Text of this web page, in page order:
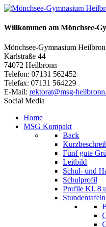
Willkommen am Mönchsee-
Mönchsee-Gymnasium
Karlstraße 44
74072 Heilbronn
Telefon: 07131 562452
Telefax: 07131 564229
E-Mail: rektorat@msg-
Social Media
Home
MSG Kompakt
Back
Fünf gute
Leitbild
Schul- und
Schulprofil
Profile Kl. 8